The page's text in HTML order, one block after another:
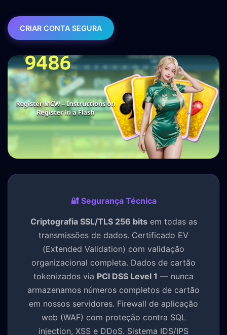
CRIAR CONTA SEGURA
🔐 Segurança Técnica
Criptografia SSL/TLS 256 bitsem todas as
transmissões de dados. Certificado EV
(Extended Validation) com validação
organizacional completa. Dados de cartão
tokenizados via PCI DSS Level 1 — nunca
armazenamos números completos de cartão
em nossos servidores. Firewall de aplicação
web (WAF) com proteção contra SQL
injection, XSS e DDoS. Sistema IDS/IPS